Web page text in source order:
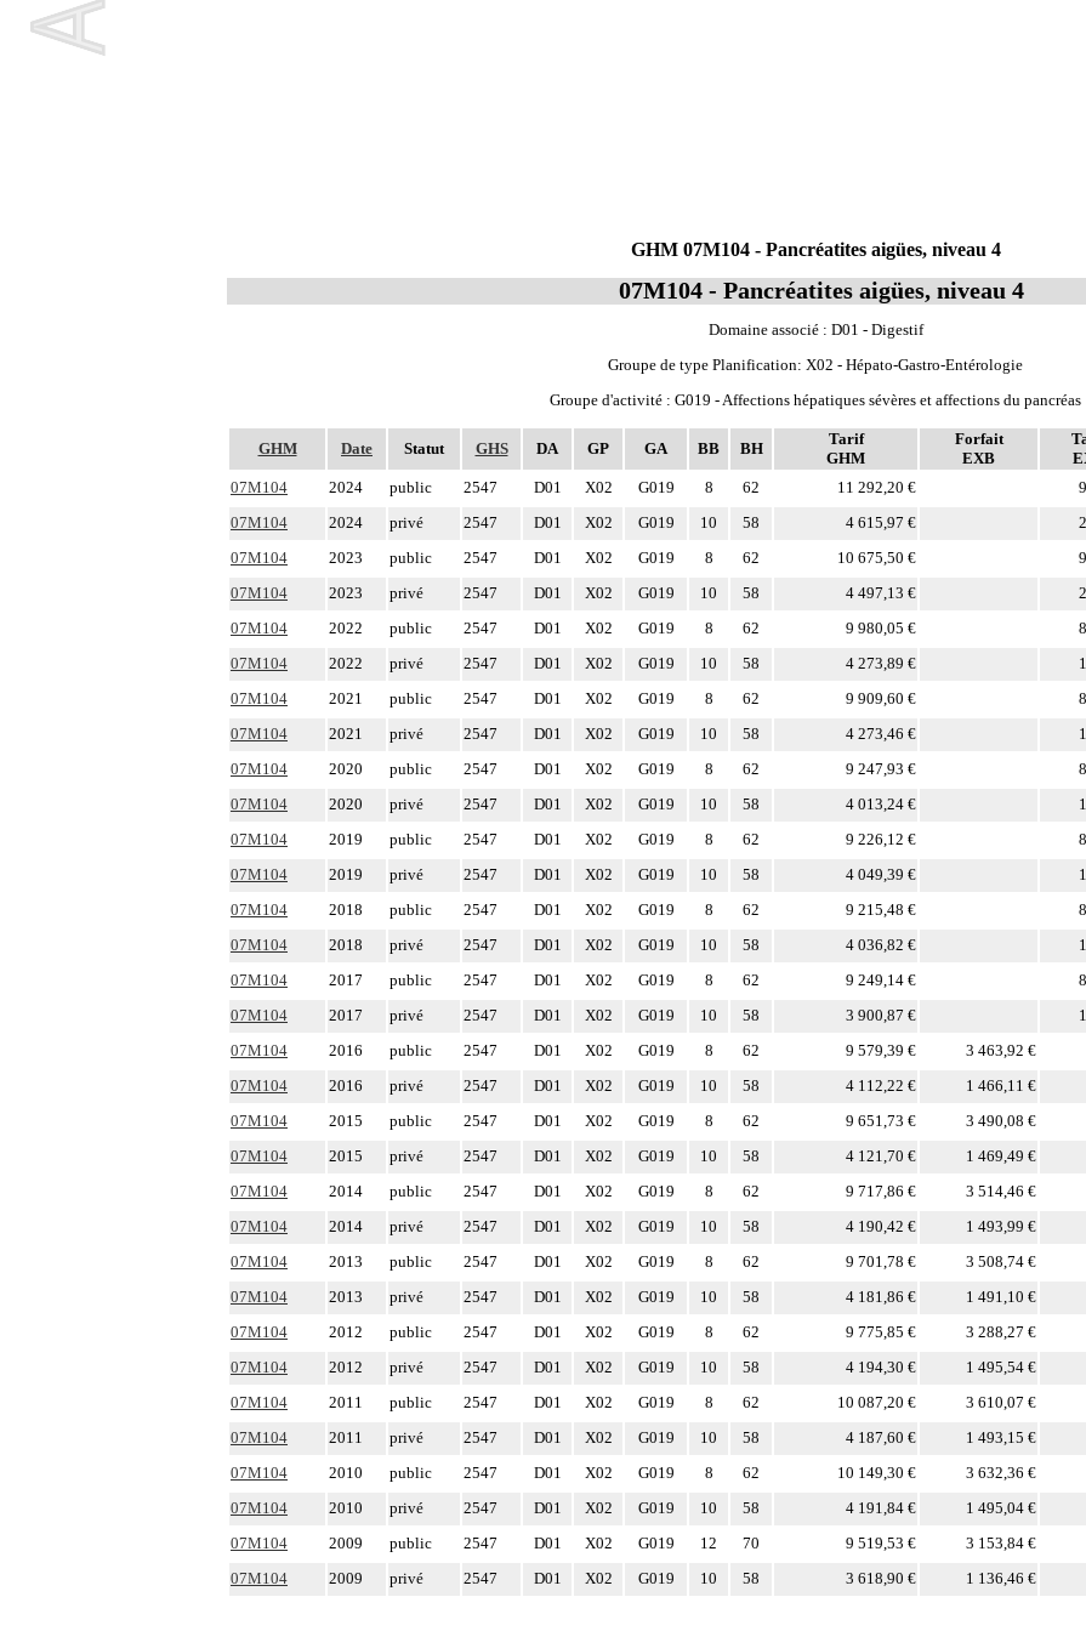
GHM Date Statut GHS DA GP GA BB BH
Tarif
GHM
Forfait
EXB
07M104 2024 public 2547 D01 X02 G019 8 62 11 292,20 €
07M104
2024 privé 2547 D01 X02 G019 10 58 4 615,97 €
07M104
2023 public 2547 D01 X02 G019 8 62 10 675,50 €
07M104
2023 privé 2547 D01 X02 G019 10 58 4 497,13 €
07M104
2022 public 2547 D01 X02 G019 8 62 9 980,05 €
07M104
2022 privé 2547 D01 X02 G019 10 58 4 273,89 €
07M104
2021 public 2547 D01 X02 G019 8 62 9 909,60 €
07M104
2021 privé 2547 D01 X02 G019 10 58 4 273,46 €
07M104
2020 public 2547 D01 X02 G019 8 62 9 247,93 €
07M104
2020 privé 2547 D01 X02 G019 10 58 4 013,24 €
07M104
2019 public 2547 D01 X02 G019 8 62 9 226,12 €
07M104
2019 privé 2547 D01 X02 G019 10 58 4 049,39 €
07M104
2018 public 2547 D01 X02 G019 8 62 9 215,48 €
07M104
2018 privé 2547 D01 X02 G019 10 58 4 036,82 €
07M104
2017 public 2547 D01 X02 G019 8 62 9 249,14 €
07M104
2017 privé 2547 D01 X02 G019 10 58 3 900,87 €
07M104
2016 public 2547 D01 X02 G019 8 62 9 579,39 € 3 463,92 €
07M104
2016 privé 2547 D01 X02 G019 10 58 4 112,22 € 1 466,11 €
07M104
2015 public 2547 D01 X02 G019 8 62 9 651,73 € 3 490,08 €
07M104
2015 privé 2547 D01 X02 G019 10 58 4 121,70 € 1 469,49 €
07M104
2014 public 2547 D01 X02 G019 8 62 9 717,86 € 3 514,46 €
07M104
2014 privé 2547 D01 X02 G019 10 58 4 190,42 € 1 493,99 €
07M104
2013 public 2547 D01 X02 G019 8 62 9 701,78 € 3 508,74 €
07M104
2013 privé 2547 D01 X02 G019 10 58 4 181,86 € 1 491,10 €
07M104
2012 public 2547 D01 X02 G019 8 62 9 775,85 € 3 288,27 €
07M104
2012 privé 2547 D01 X02 G019 10 58 4 194,30 € 1 495,54 €
07M104
2011 public 2547 D01 X02 G019 8 62 10 087,20 € 3 610,07 €
07M104
2011 privé 2547 D01 X02 G019 10 58 4 187,60 € 1 493,15 €
07M104
2010 public 2547 D01 X02 G019 8 62 10 149,30 € 3 632,36 €
07M104
2010 privé 2547 D01 X02 G019 10 58 4 191,84 € 1 495,04 €
07M104
2009 public 2547 D01 X02 G019 12 70 9 519,53 € 3 153,84 €
07M104
2009 privé 2547 D01 X02 G019 10 58 3 618,90 € 1 136,46 €
GHM 07M104 - Pancréatites aigües, niveau 4
07M104 - Pancréatites aigües, niveau 4
Domaine associé : D01 - Digestif
Groupe de type Planification: X02 - Hépato-Gastro-Entérologie
Groupe d'activité : G019 - Affections hépatiques sévères et affections du pancréas